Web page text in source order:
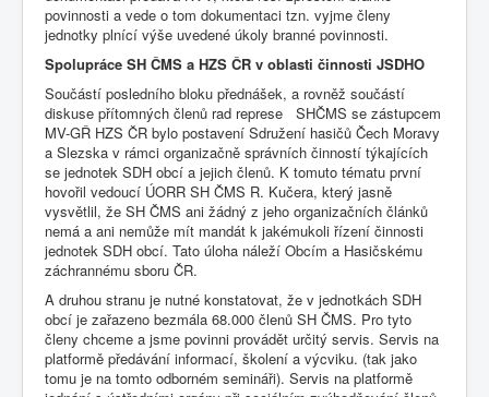
povinnosti a vede o tom dokumentaci tzn. vyjme členy
jednotky plnící výše uvedené úkoly branné povinnosti.
Spolupráce SH ČMS a HZS ČR v oblasti činnosti JSDHO
Součástí posledního bloku přednášek, a rovněž součástí
diskuse přítomných členů rad represe SHČMS se zástupcem
MV-GŘ HZS ČR bylo postavení Sdružení hasičů Čech Moravy
a Slezska v rámci organizačně správních činností týkajících
se jednotek SDH obcí a jejich členů. K tomuto tématu první
hovořil vedoucí ÚORR SH ČMS R. Kučera, který jasně
vysvětlil, že SH ČMS ani žádný z jeho organizačních článků
nemá a ani nemůže mít mandát k jakémukoli řízení činnosti
jednotek SDH obcí. Tato úloha náleží Obcím a Hasičskému
záchrannému sboru ČR.
A druhou stranu je nutné konstatovat, že v jednotkách SDH
obcí je zařazeno bezmála 68.000 členů SH ČMS. Pro tyto
členy chceme a jsme povinni provádět určitý servis. Servis na
platformě předávání informací, školení a výcviku. (tak jako
tomu je na tomto odborném semináři). Servis na platformě